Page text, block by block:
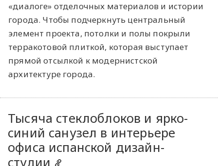
«диалоге» отделочных материалов и истории
города. Чтобы подчеркнуть центральный
элемент проекта, потолки и полы покрыли
терракотовой плиткой, которая выступает
прямой отсылкой к модернистской
архитектуре города.
Тысяча стеклоблоков и ярко-
синий санузел в интерьере
офиса испанской дизайн-
студии